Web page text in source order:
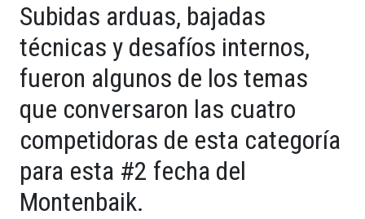
Subidas arduas, bajadas
técnicas y desafíos internos,
fueron algunos de los temas
que conversaron las cuatro
competidoras de esta categoría
para esta #2 fecha del
Montenbaik.